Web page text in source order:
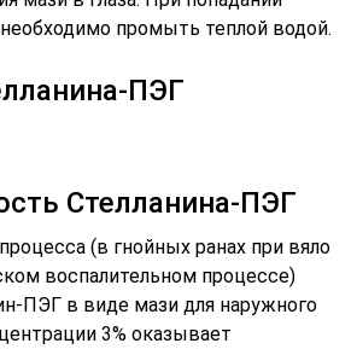
необходимо промыть теплой водой.
ПЭГ
Стелланина-ПЭГ
(в гнойных ранах при вяло
воспалительном процессе)
ПЭГ в виде мази для наружного
3% оказывает